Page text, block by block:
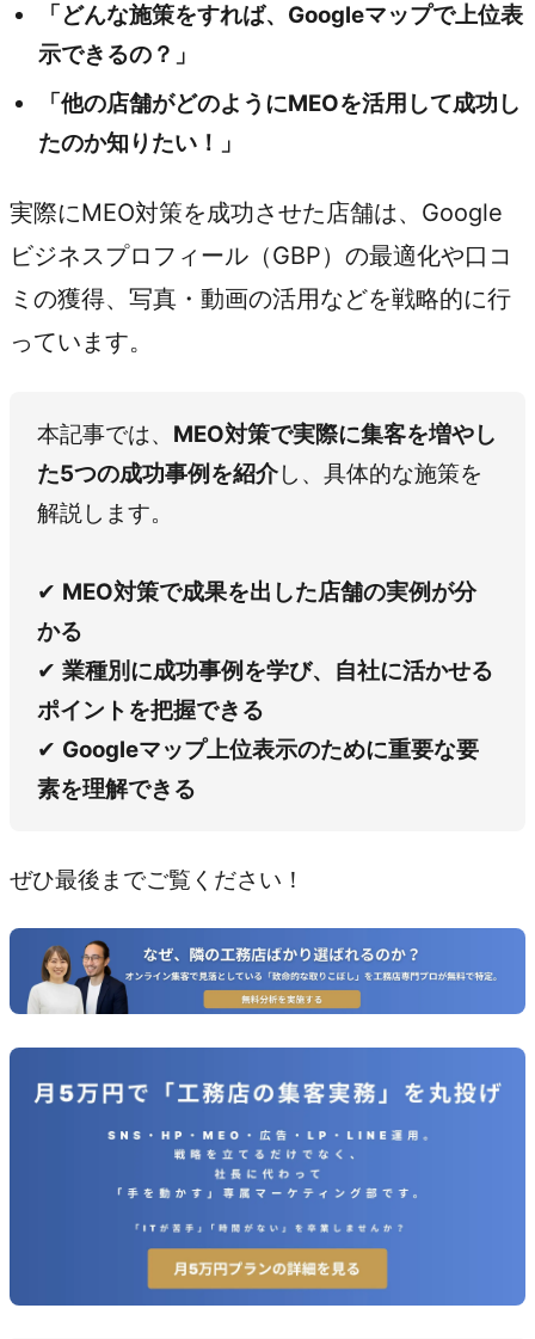
「どんな施策をすれば、Googleマップで上位表
示できるの？」
「他の店舗がどのようにMEOを活用して成功し
たのか知りたい！」
実際にMEO対策を成功させた店舗は、Google
ビジネスプロフィール（GBP）の最適化や口コ
ミの獲得、写真・動画の活用などを戦略的に行
っています。
本記事では、 MEO対策で実際に集客を増やし
た5つの成功事例を紹介し、具体的な施策を
解説します。
✔ MEO対策で成果を出した店舗の実例が分
かる
✔ 業種別に成功事例を学び、自社に活かせる
ポイントを把握できる
✔ Googleマップ上位表示のために重要な要
素を理解できる
ぜひ最後までご覧ください！